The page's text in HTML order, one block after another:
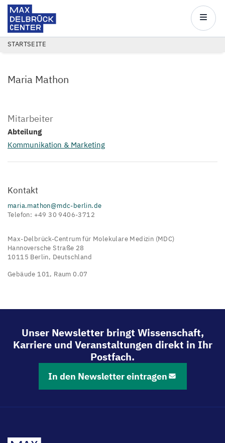
Direkt
Center
Main
PFADNAVIGATION
STARTSEITE
Maria Mathon
Mitarbeiter
Abteilung
Kommunikation & Marketing
Kontakt
maria.mathon@mdc-berlin.de
Telefon: +49 30 9406-3712
Max-Delbrück-Centrum für Molekulare Medizin (MDC)
Hannoversche Straße 28
10115 Berlin, Deutschland
Gebäude 101, Raum 0.07
Unser Newsletter bringt Wissenschaft,
Karriere und Veranstaltungen direkt in Ihr
Postfach.
In den Newsletter eintragen